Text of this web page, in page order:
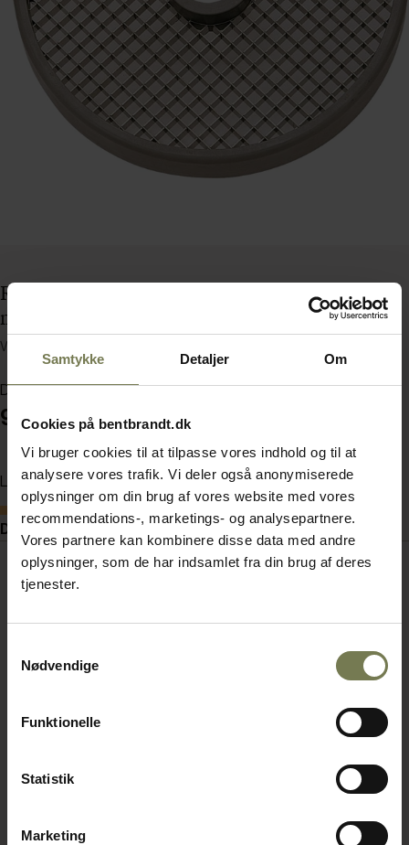
Samtykke Detaljer Om
Cookies på bentbrandt.dk
Vi bruger cookies til at tilpasse vores indhold og til at
analysere vores trafik. Vi deler også anonymiserede
oplysninger om din brug af vores website med vores
recommendations-, marketings- og analysepartnere.
Vores partnere kan kombinere disse data med andre
oplysninger, som de har indsamlet fra din brug af deres
tjenester.
Nødvendige
Funktionelle
Statistik
Marketing
Robot Coupe terningsgittter til R501/CL, 8 x 8
mm, gl.
Varenummer: 63504808
Din pris (ekskl. moms)
934,00 kr./stk.
Læg i kurv
Dokumenter